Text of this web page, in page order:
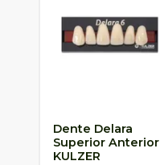
Dente Delara
Superior Anterior
KULZER